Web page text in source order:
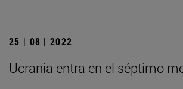
25 | 08 | 2022
Ucrania entra en el séptimo